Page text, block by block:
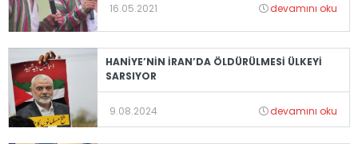
16.05.2021 devamını oku
HANİYE’NİN İRAN’DA ÖLDÜRÜLMESİ ÜLKEYİ
SARSIYOR
9.08.2024 devamını oku